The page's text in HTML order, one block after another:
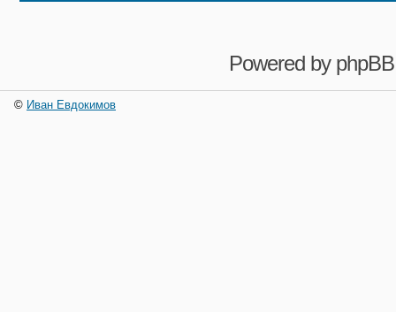
Powered by phpBB
© Иван Евдокимов